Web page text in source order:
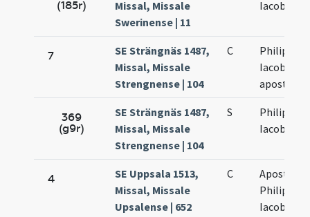
(185r)
Missal, Missale
Swerinense | 11
Iacobi
7
SE Strängnäs 1487,
Missal, Missale
Strengnense | 104
C
Philippi et
Iacobi
369
(g9r)
SE Strängnäs 1487,
Missal, Missale
Strengnense | 104
S
Philippi et
Iacobi
4
SE Uppsala 1513,
Missal, Missale
Upsalense | 652
C
Philippi et
Iacobi